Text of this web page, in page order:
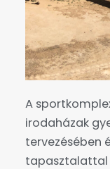
A
irodaházak
tervezésében
tapasztalattal